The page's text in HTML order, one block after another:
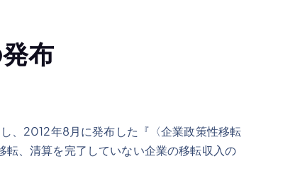
布
、2012年8月に発布した『〈企業政策性移転
、清算を完了していない企業の移転収入の